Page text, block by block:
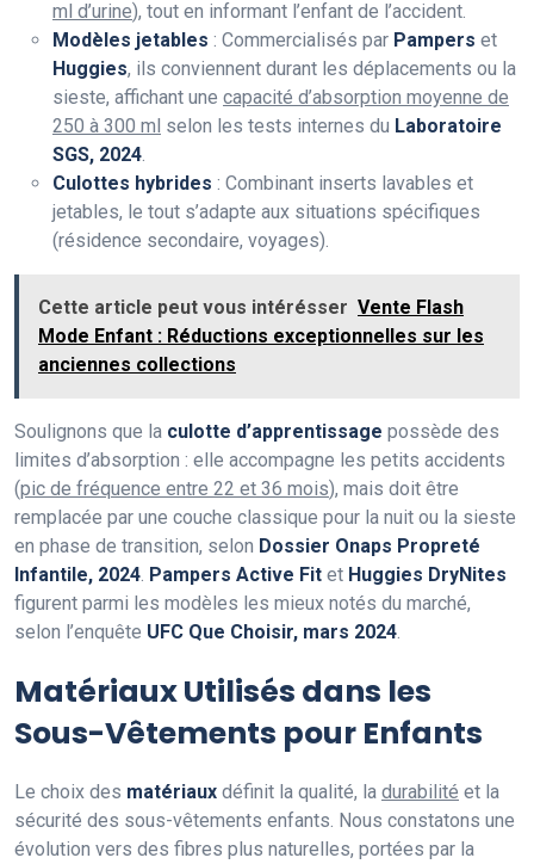
ml d’urine), tout en informant l’enfant de l’accident.
Modèles jetables : Commercialisés par Pampers et
Huggies, ils conviennent durant les déplacements ou la
sieste, affichant une capacité d’absorption moyenne de
250 à 300 ml selon les tests internes du Laboratoire
SGS, 2024
Culottes hybrides : Combinant inserts lavables et
jetables, le tout s’adapte aux situations spécifiques
(résidence secondaire, voyages).
Cette article peut vous intérésser Vente Flash
Mode Enfant : Réductions exceptionnelles sur les
anciennes collections
Soulignons que la culotte d’apprentissage possède des
limites d’absorption : elle accompagne les petits accidents
(pic de fréquence entre 22 et 36 mois), mais doit être
remplacée par une couche classique pour la nuit ou la sieste
en phase de transition, selon Dossier Onaps Propreté
Infantile, 2024 Pampers Active Fit et Huggies DryNites
figurent parmi les modèles les mieux notés du marché,
selon l’enquête UFC Que Choisir, mars 2024
Matériaux Utilisés dans les
Sous-Vêtements pour Enfants
Le choix des matériaux définit la qualité, la durabilité et la
sécurité des sous-vêtements enfants. Nous constatons une
évolution vers des fibres plus naturelles, portées par la